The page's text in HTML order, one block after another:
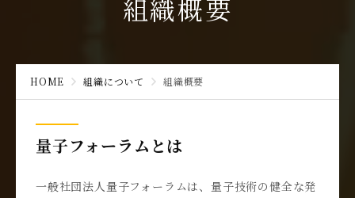
組織概要
HOME 組織について 組織概要
量子フォーラムとは
一般社団法人量子フォーラムは、量子技術の健全な発